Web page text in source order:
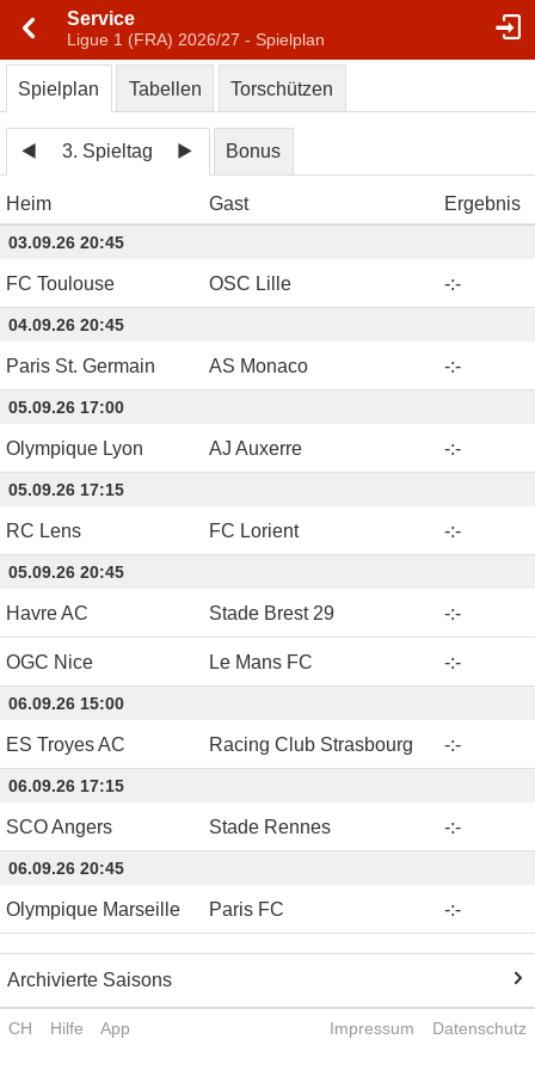
Service
Ligue 1 (FRA) 2026/27 - Spielplan
Spielplan Tabellen Torschützen
3. Spieltag Bonus
Heim Gast Ergebnis
03.09.26 20:45
FC Toulouse OSC Lille -:-
04.09.26 20:45
Paris St. Germain AS Monaco -:-
05.09.26 17:00
Olympique Lyon AJ Auxerre -:-
05.09.26 17:15
RC Lens FC Lorient -:-
05.09.26 20:45
Havre AC Stade Brest 29 -:-
OGC Nice Le Mans FC -:-
06.09.26 15:00
ES Troyes AC Racing Club Strasbourg -:-
06.09.26 17:15
SCO Angers Stade Rennes -:-
06.09.26 20:45
Olympique Marseille Paris FC -:-
Archivierte Saisons
CH Hilfe App Impressum Datenschutz